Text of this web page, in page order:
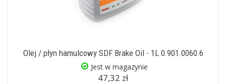
Olej / płyn hamulcowy SDF Brake Oil - 1L 0.901.0060.6
Jest w magazynie
47,32 zł